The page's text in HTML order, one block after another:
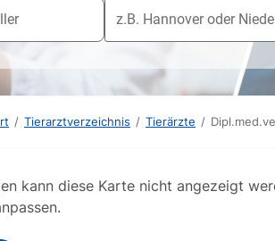
/ Tierarztverzeichnis / Tierärzte /
kann diese Karte nicht angezeigt